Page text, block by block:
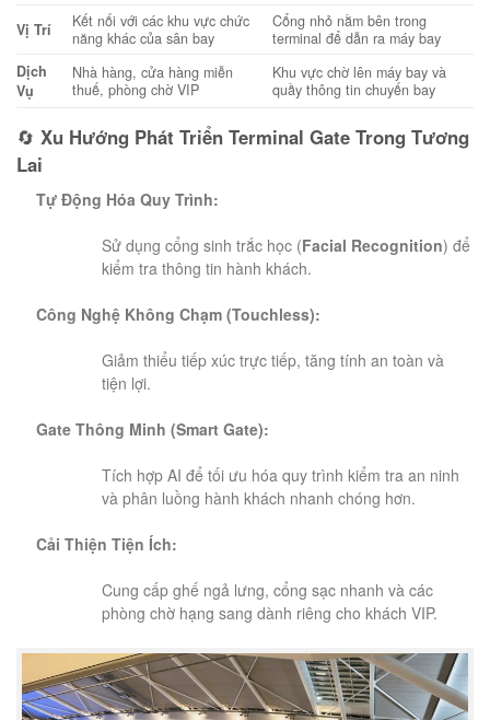
Vị Trí
Kết nối với các khu vực chức
năng khác của sân bay
Cổng nhỏ nằm bên trong
terminal để dẫn ra máy bay
Dịch
Vụ
Nhà hàng, cửa hàng miễn
thuế, phòng chờ VIP
Khu vực chờ lên máy bay và
quầy thông tin chuyến bay
🔄 Xu Hướng Phát Triển Terminal Gate Trong Tương
Lai
Tự Động Hóa Quy Trình:
Sử dụng cổng sinh trắc học (Facial Recognition) để
kiểm tra thông tin hành khách.
Công Nghệ Không Chạm (Touchless):
Giảm thiểu tiếp xúc trực tiếp, tăng tính an toàn và
tiện lợi.
Gate Thông Minh (Smart Gate):
Tích hợp AI để tối ưu hóa quy trình kiểm tra an ninh
và phân luồng hành khách nhanh chóng hơn.
Cải Thiện Tiện Ích:
Cung cấp ghế ngả lưng, cổng sạc nhanh và các
phòng chờ hạng sang dành riêng cho khách VIP.